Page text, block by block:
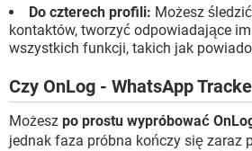
Do czterech profili: Możesz
kontaktów, tworzyć odpowiadające
wszystkich funkcji, takich jak
Czy OnLog - WhatsApp
Możesz po prostu wypróbować
jednak faza próbna kończy się zaraz